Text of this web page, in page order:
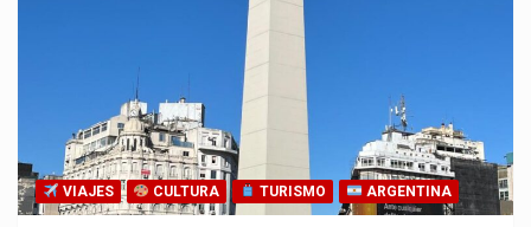
VIAJES CULTURA TURISMO ARGENTINA